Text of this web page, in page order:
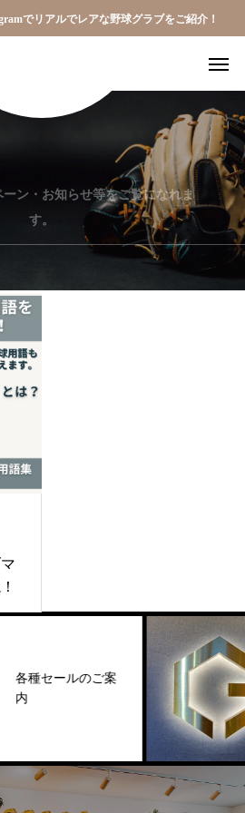
でリアルでレアな野球グラブをご紹介！
ーン・お知らせ等をご覧になれま
各種セールのご案